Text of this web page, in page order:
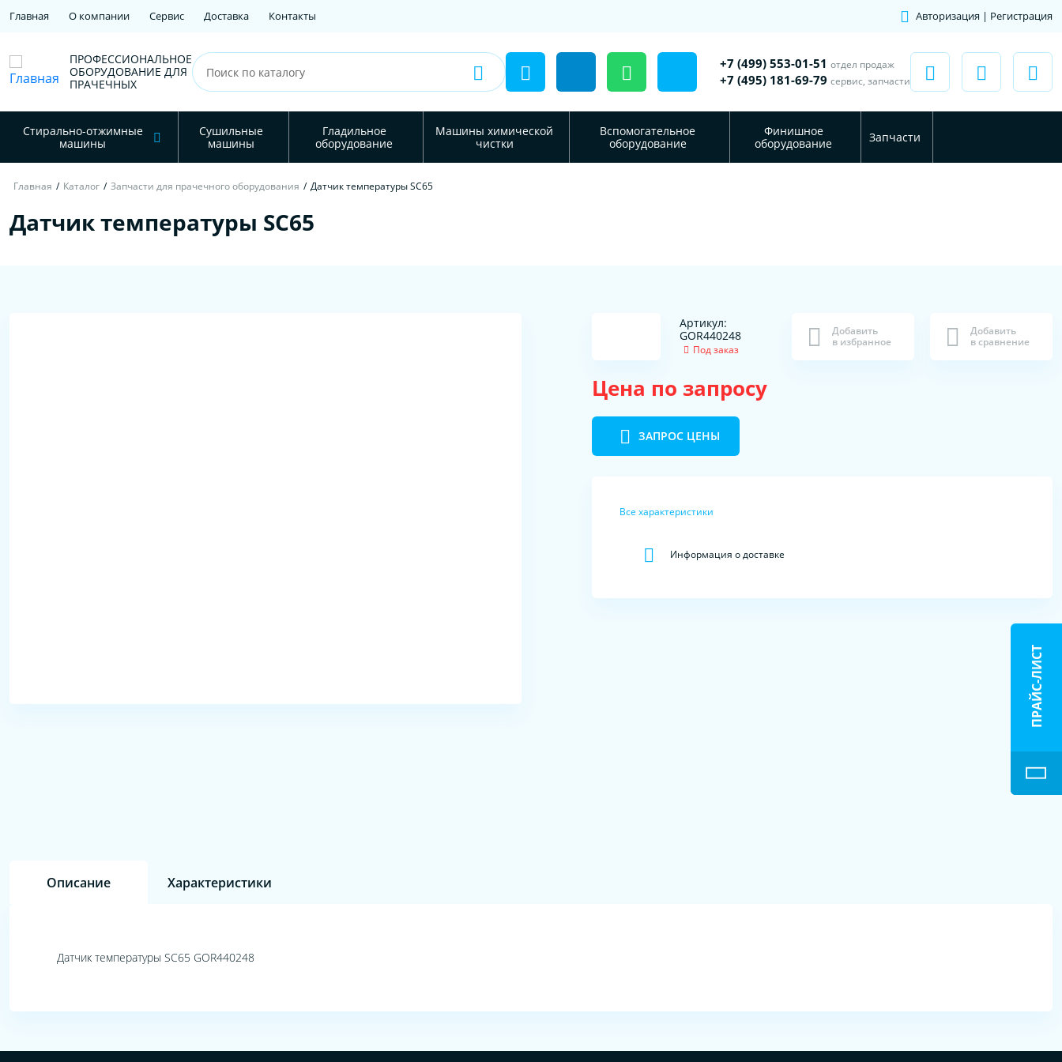
Главная О компании Сервис Доставка Контакты Авторизация | Регистрация
ПРОФЕССИОНАЛЬНОЕ
ОБОРУДОВАНИЕ ДЛЯ
ПРАЧЕЧНЫХ
+7 (499) 553-01-51 отдел продаж
+7 (495) 181-69-79 сервис, запчасти
Стирально-отжимные
машины
Сушильные
машины
Гладильное
оборудование
Машины химической
чистки
Вспомогательное
оборудование
Финишное
оборудование
Запчасти
Главная / Каталог / Запчасти для прачечного оборудования / Датчик температуры SC65
Датчик температуры SC65
Артикул:
GOR440248
Под заказ
Добавить
в избранное
Добавить
в сравнение
Цена по запросу
ЗАПРОС ЦЕНЫ
Все характеристики
Информация о доставке
Описание Характеристики
Датчик температуры SC65 GOR440248
ПРАЙС-ЛИСТ